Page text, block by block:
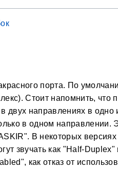
порта. По
Стоит напомнить, что
двух направлениях в одно
в одном направлении.
В некоторых версиях
звучать как "Half-
как отказ от